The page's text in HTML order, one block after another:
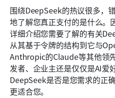
围绕DeepSeek的热议很多，
地了解您真正支付的是什么。
详细介绍您需要了解的有关
从其基于令牌的结构到它与
Anthropic的Claude等其他领
发者、企业主还是仅仅是AI爱
DeepSeek是否是您需求的正
更适合您。